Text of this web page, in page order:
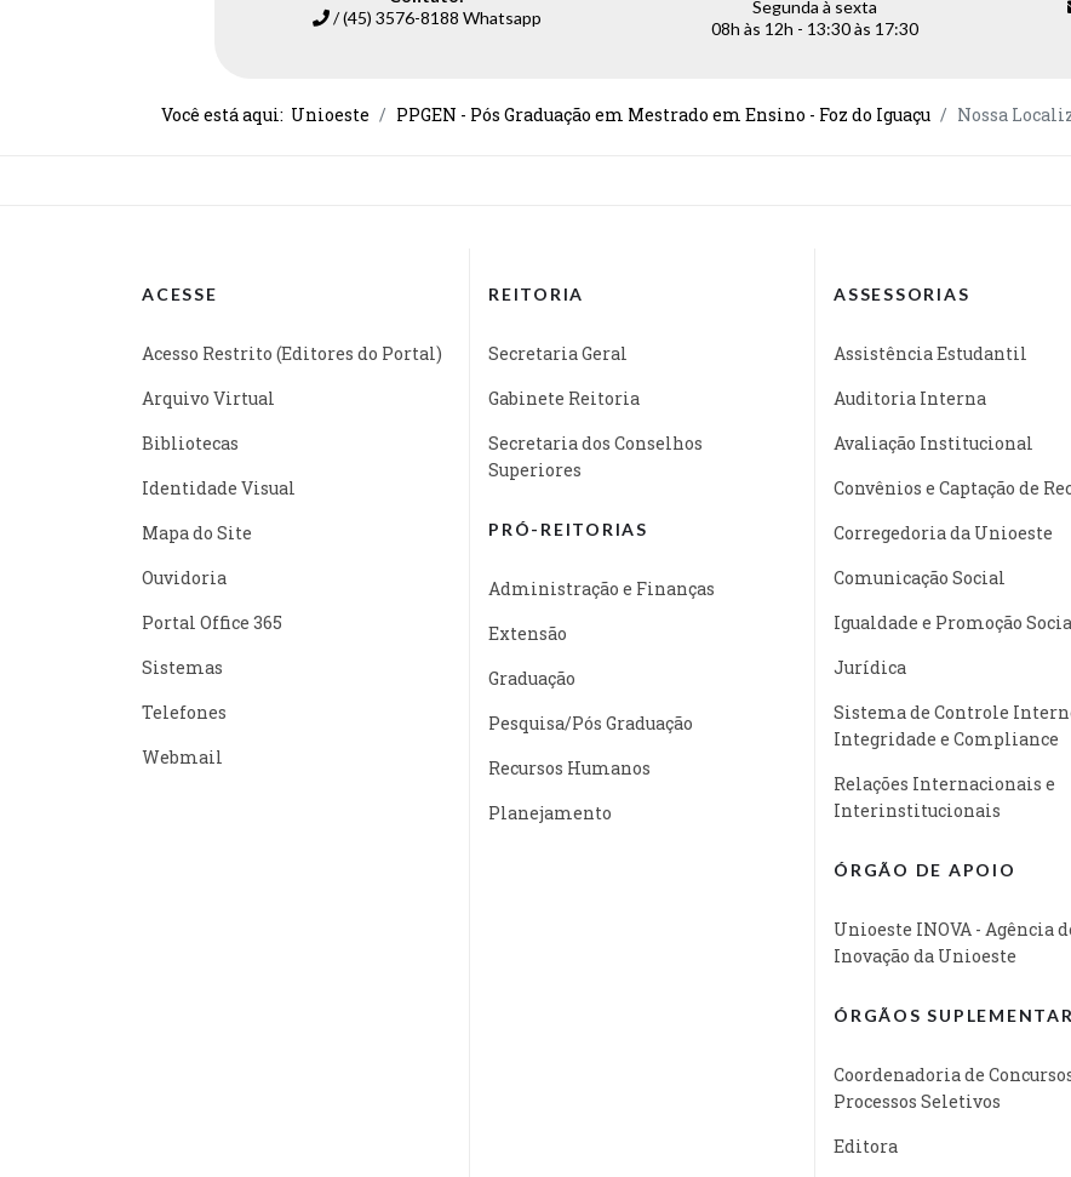
/ (45) 3576-8188 Whatsapp
Segunda à sexta
08h às 12h - 13:30 às 17:30
Você está aqui: Unioeste PPGEN - Pós Graduação em Mestrado em Ensino - Foz do Iguaçu Nossa
ACESSE
Acesso Restrito (Editores do Portal)
Arquivo Virtual
Bibliotecas
Identidade Visual
Mapa do Site
Ouvidoria
Portal Office 365
Sistemas
Telefones
Webmail
REITORIA
Secretaria Geral
Gabinete Reitoria
Secretaria dos Conselhos
Superiores
PRÓ-REITORIAS
Administração e Finanças
Extensão
Graduação
Pesquisa/Pós Graduação
Recursos Humanos
Planejamento
ASSESSORIAS
Assistência Estudantil
Auditoria Interna
Avaliação Institucional
Convênios e Captação de
Corregedoria da Unioeste
Comunicação Social
Igualdade e Promoção
Jurídica
Sistema de Controle
Integridade e Compliance
Relações Internacionais e
Interinstitucionais
ÓRGÃO DE APOIO
Unioeste INOVA - Agência
Inovação da Unioeste
ÓRGÃOS
Coordenadoria de
Processos Seletivos
Editora